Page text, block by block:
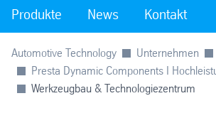
Produkte News Kontakt
Automotive Technology Unternehmen
Presta Dynamic Components I
Werkzeugbau & Technologiezentrum